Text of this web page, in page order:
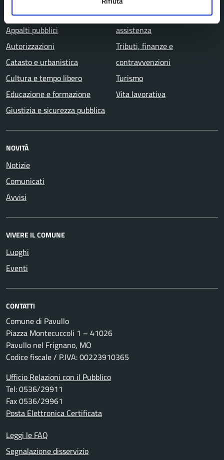
Anagrafe e stato civile
Appalti pubblici
Autorizzazioni
Catasto e urbanistica
Cultura e tempo libero
Educazione e formazione
Giustizia e sicurezza pubblica
Salute, benessere e
assistenza
Tributi, finanze e
contravvenzioni
Turismo
Vita lavorativa
NOVITÀ
Notizie
Comunicati
Avvisi
VIVERE IL COMUNE
Luoghi
Eventi
CONTATTI
Comune di Pavullo
Piazza Montecuccoli 1 – 41026
Pavullo nel Frignano, MO
Codice fiscale / P.IVA: 00223910365
Ufficio Relazioni con il Pubblico
Tel: 0536/29911
Fax 0536/29961
Posta Elettronica Certificata
Leggi le FAQ
Segnalazione disservizio